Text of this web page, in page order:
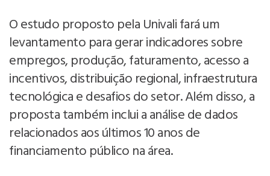
O estudo proposto pela Univali fará um
levantamento para gerar indicadores sobre
empregos, produção, faturamento, acesso a
incentivos, distribuição regional, infraestrutura
tecnológica e desafios do setor. Além disso, a
proposta também inclui a análise de dados
relacionados aos últimos 10 anos de
financiamento público na área.